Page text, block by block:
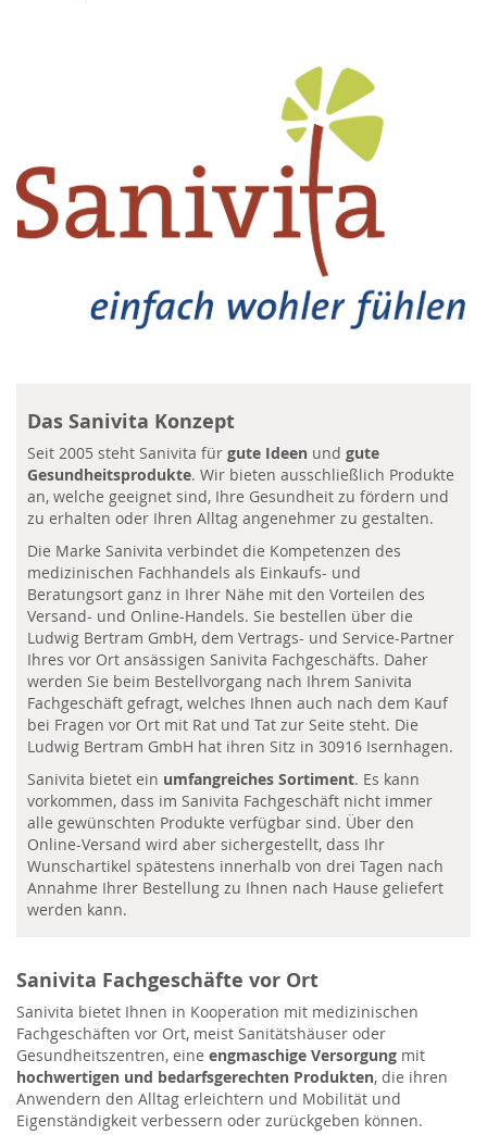
Das Sanivita Konzept
Seit 2005 steht Sanivita für gute Ideen und gute
Gesundheitsprodukte. Wir bieten ausschließlich Produkte
an, welche geeignet sind, Ihre Gesundheit zu fördern und
zu erhalten oder Ihren Alltag angenehmer zu gestalten.
Die Marke Sanivita verbindet die Kompetenzen des
medizinischen Fachhandels als Einkaufs- und
Beratungsort ganz in Ihrer Nähe mit den Vorteilen des
Versand- und Online-Handels. Sie bestellen über die
Ludwig Bertram GmbH, dem Vertrags- und Service-Partner
Ihres vor Ort ansässigen Sanivita Fachgeschäfts. Daher
werden Sie beim Bestellvorgang nach Ihrem Sanivita
Fachgeschäft gefragt, welches Ihnen auch nach dem Kauf
bei Fragen vor Ort mit Rat und Tat zur Seite steht. Die
Ludwig Bertram GmbH hat ihren Sitz in 30916 Isernhagen.
Sanivita bietet ein umfangreiches Sortiment. Es kann
vorkommen, dass im Sanivita Fachgeschäft nicht immer
alle gewünschten Produkte verfügbar sind. Über den
Online-Versand wird aber sichergestellt, dass Ihr
Wunschartikel spätestens innerhalb von drei Tagen nach
Annahme Ihrer Bestellung zu Ihnen nach Hause geliefert
werden kann.
Sanivita Fachgeschäfte vor Ort
Sanivita bietet Ihnen in Kooperation mit medizinischen
Fachgeschäften vor Ort, meist Sanitätshäuser oder
Gesundheitszentren, eine engmaschige Versorgung mit
hochwertigen und bedarfsgerechten Produkten, die ihren
Anwendern den Alltag erleichtern und Mobilität und
Eigenständigkeit verbessern oder zurückgeben können.